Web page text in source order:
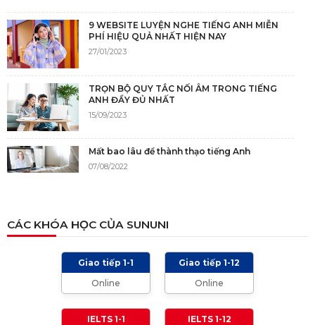
9 WEBSITE LUYỆN NGHE TIẾNG ANH MIỄN
PHÍ HIỆU QUẢ NHẤT HIỆN NAY
27/01/2023
TRỌN BỘ QUY TẮC NỐI ÂM TRONG TIẾNG
ANH ĐẦY ĐỦ NHẤT
15/09/2023
Mất bao lâu để thành thạo tiếng Anh
07/08/2022
05/12/2021
TIÊU CHÍ CHẤM IELTS SPEAKING, WRITING
2024 VÀ NHỮNG LƯU Ý
CÁC KHÓA HỌC CỦA SUNUNI
Giao tiếp 1-1
Online
Giao tiếp 1-12
Online
IELTS 1-1
IELTS 1-12